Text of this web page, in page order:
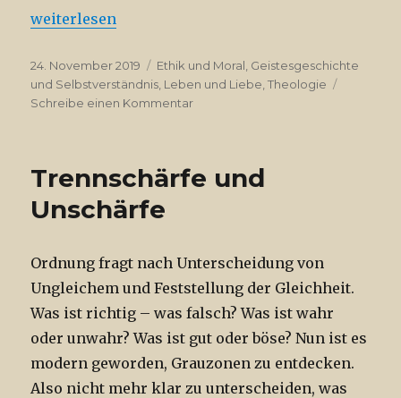
„Totensonntag“
weiterlesen
Veröffentlicht
am
24. November 2019 Kategorien
Ethik und Moral Geistesgeschichte
und Selbstverständnis Leben und Liebe ,Theologie
Schreibe einen Kommentarzu
Trennschärfe und
Unschärfe
Ordnung fragt nach Unterscheidung von
Ungleichem und Feststellung der Gleichheit.
Was ist richtig – was falsch? Was ist wahr
oder unwahr? Was ist gut oder böse? Nun ist es
modern geworden, Grauzonen zu entdecken.
Also nicht mehr klar zu unterscheiden, was